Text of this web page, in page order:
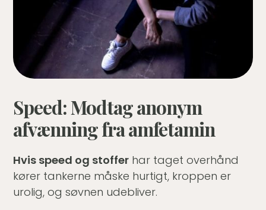
Speed: Modtag anonym
afvænning fra amfetamin
Hvis speed og stoffer har taget overhånd
kører tankerne måske hurtigt, kroppen er
urolig, og søvnen udebliver.